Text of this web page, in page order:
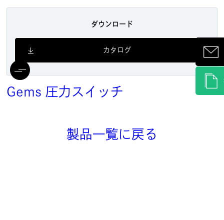
ダウンロード
カタログ
Gems 圧力スイッチ
製品一覧に戻る